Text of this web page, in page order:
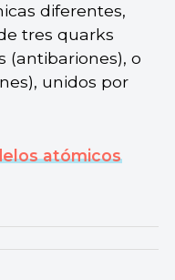
diferentes,
tres quarks
(antibariones), o
unidos por
atómicos